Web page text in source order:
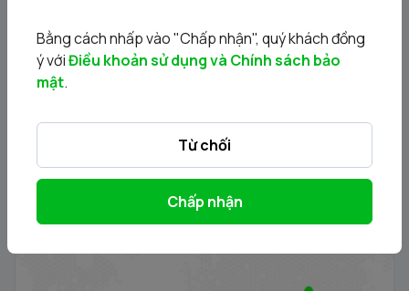
phát hành 24.11.2025
Bằng cách nhấp vào "Chấp nhận", quý khách đồng
ý vớiĐiều khoản sử dụng và Chính sách bảo
mật.
Từ chối
Chấp nhận